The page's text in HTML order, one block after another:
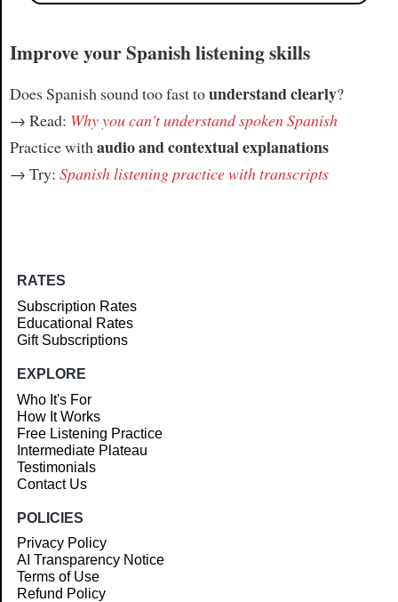
Improve your Spanish listening skills
Does Spanish sound too fast tounderstand clearly?
→ Read: Why you can't understand spoken Spanish
Practice with audio and contextual explanations
→ Try: Spanish listening practice with transcripts
RATES
Subscription Rates
Educational Rates
Gift Subscriptions
EXPLORE
Who It's For
How It Works
Free Listening Practice
Intermediate Plateau
Testimonials
Contact Us
POLICIES
Privacy Policy
AI Transparency Notice
Terms of Use
Refund Policy